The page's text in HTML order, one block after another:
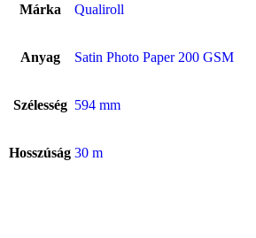
Márka Qualiroll
Anyag Satin Photo Paper 200 GSM
Szélesség 594 mm
Hosszúság 30 m